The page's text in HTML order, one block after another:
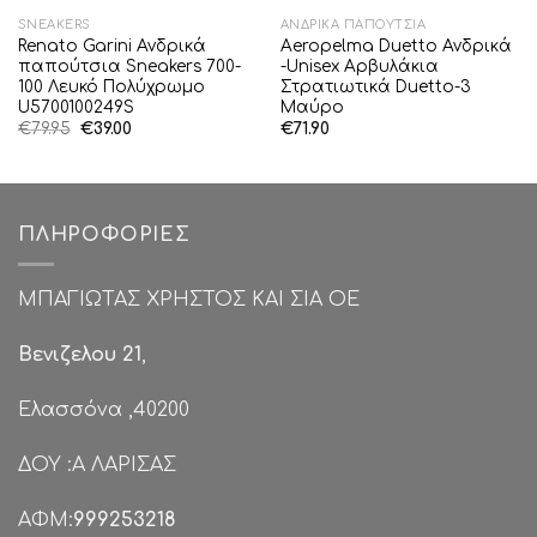
SNEAKERS
Renato Garini Ανδρικά
παπούτσια Sneakers 700-
100 Λευκό Πολύχρωμο
U5700100249S
€79.95 Original
€39.00Η
ΑΝΔΡΙΚΆ ΠΑΠΟΎΤΣΙΑ
Aeropelma Duetto Ανδρικά
-Unisex Αρβυλάκια
Στρατιωτικά Duetto-3
Μαύρο
€71.90
ΠΛΗΡΟΦΟΡΊΕΣ
ΜΠΑΓΙΩΤΑΣ ΧΡΗΣΤΟΣ ΚΑΙ ΣΙΑ ΟΕ
Βενιζελου 21,
Ελασσόνα ,40200
ΔΟΥ :Α ΛΑΡΙΣΑΣ
ΑΦΜ:999253218